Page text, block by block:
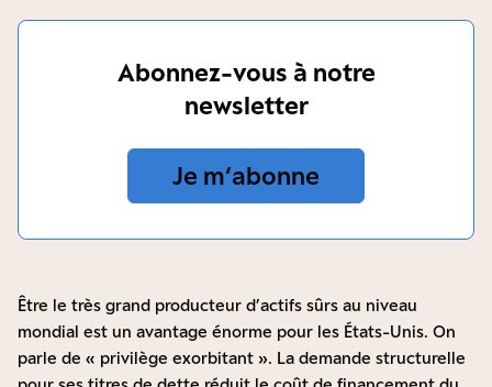
Abonnez-vous à notre
newsletter
Je m‘abonne
Être le très grand producteur d’actifs sûrs au niveau
mondial est un avantage énorme pour les États-Unis. On
parle de « privilège exorbitant ». La demande structurelle